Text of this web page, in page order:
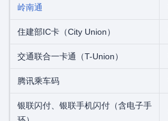
岭南通
住建部IC卡（City Union）
交通联合一卡通（T-Union）
腾讯乘车码
银联闪付、银联手机闪付（含电子手